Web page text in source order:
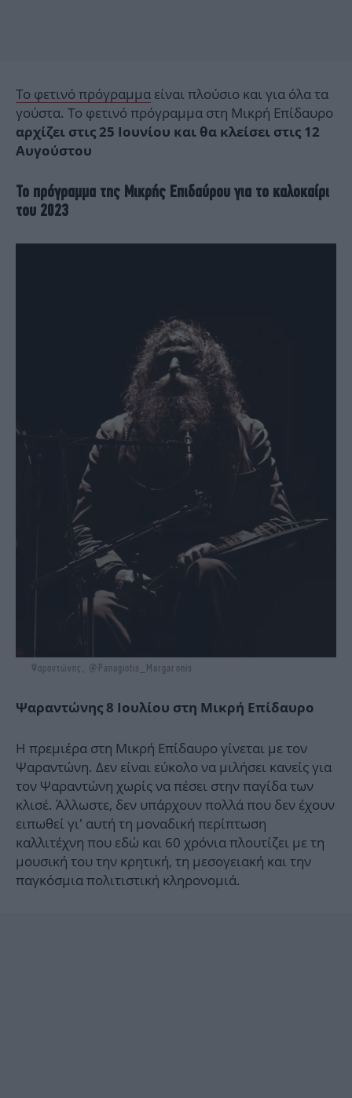
Το φετινό πρόγραμμα είναι πλούσιο και για όλα τα
γούστα. Το φετινό πρόγραμμα στη Μικρή Επίδαυρο
αρχίζει στις 25 Ιουνίου και θα κλείσει στις 12
Αυγούστου
Το πρόγραμμα της Μικρής Επιδαύρου για το καλοκαίρι
του 2023
Ψαραντώνης, @Panagiotis_Margaronis
Ψαραντώνης 8 Ιουλίου στη Μικρή Επίδαυρο
Η πρεμιέρα στη Μικρή Επίδαυρο γίνεται με τον
Ψαραντώνη. Δεν είναι εύκολο να μιλήσει κανείς για
τον Ψαραντώνη χωρίς να πέσει στην παγίδα των
κλισέ. Άλλωστε, δεν υπάρχουν πολλά που δεν έχουν
ειπωθεί γι’ αυτή τη μοναδική περίπτωση
καλλιτέχνη που εδώ και 60 χρόνια πλουτίζει με τη
μουσική του την κρητική, τη μεσογειακή και την
παγκόσμια πολιτιστική κληρονομιά.